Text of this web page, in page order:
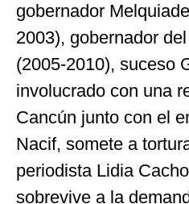
gobernador
2003), gobernador
(2005-2010), suceso
involucrado con una
Cancún junto con el
Nacif, somete a
periodista Lidia
sobrevive a la